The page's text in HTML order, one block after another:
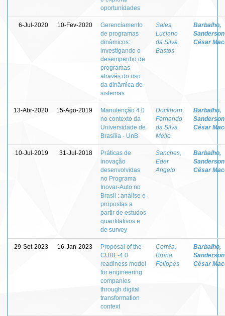
oportunidades
6-Jul-2020 10-Fev-2020
Gerenciamento
de programas
dinâmicos:
investigando o
desempenho de
programas
através do uso
da dinâmica de
sistemas
Sales,
Luciano
da Silva
Bastos
Barbalho,
Sanderson
César
13-Abr-2020 15-Ago-2019
Manutenção 4.0
no contexto da
Universidade de
Brasília - UnB
Dockhorn,
Fernando
da Silva
Mello
Barbalho,
Sanderson
César
10-Jul-2019 31-Jul-2018
Práticas de
inovação
desenvolvidas
no Programa
Inovar-Auto no
Brasil : análise e
propostas a
partir de estudos
quantitativos e
de survey
Sanches,
Eder
Angelo
Barbalho,
Sanderson
César
29-Set-2023 16-Jan-2023
Proposal of the
CUBE-4.0
readiness model
for engineering
companies
through digital
transformation
context
Corrêa,
Bruna
Felippes
Barbalho,
Sanderson
César